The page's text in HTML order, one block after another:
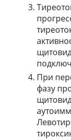
При
фазу